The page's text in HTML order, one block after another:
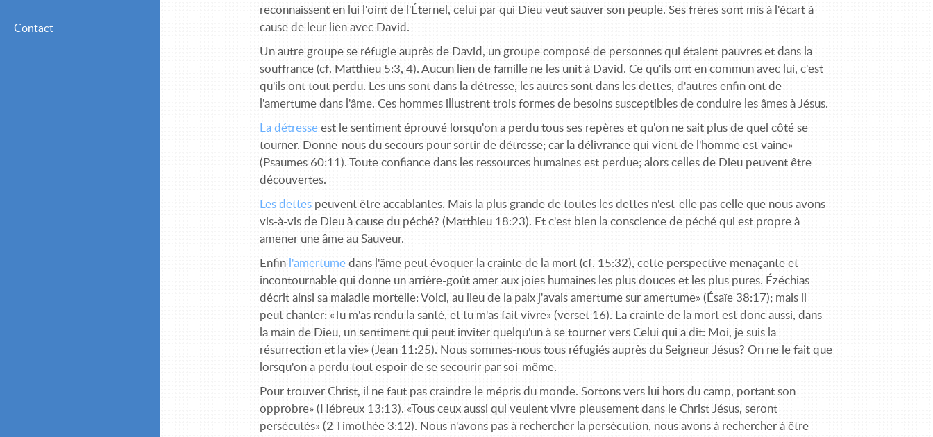
Contact
reconnaissent en lui l'oint de l'Éternel, celui par qui Dieu veut sauver son peuple. Ses frères sont mis à l'écart à
cause de leur lien avec David.
Un autre groupe se réfugie auprès de David, un groupe composé de personnes qui étaient pauvres et dans la
souffrance (cf. Matthieu 5:3, 4). Aucun lien de famille ne les unit à David. Ce qu'ils ont en commun avec lui, c'est
qu'ils ont tout perdu. Les uns sont dans la détresse, les autres sont dans les dettes, d'autres enfin ont de
l'amertume dans l'âme. Ces hommes illustrent trois formes de besoins susceptibles de conduire les âmes à Jésus.
La détresseest le sentiment éprouvé lorsqu'on a perdu tous ses repères et qu'on ne sait plus de quel côté se
tourner. Donne-nous du secours pour sortir de détresse; car la délivrance qui vient de l'homme est vaine»
(Psaumes 60:11). Toute confiance dans les ressources humaines est perdue; alors celles de Dieu peuvent être
découvertes.
Les dettes peuvent être accablantes. Mais la plus grande de toutes les dettes n'est-elle pas celle que nous avons
vis-à-vis de Dieu à cause du péché? (Matthieu 18:23). Et c'est bien la conscience de péché qui est propre à
amener une âme au Sauveur.
Enfin l'amertume dans l'âme peut évoquer la crainte de la mort (cf. 15:32), cette perspective menaçante et
incontournable qui donne un arrière-goût amer aux joies humaines les plus douces et les plus pures. Ézéchias
décrit ainsi sa maladie mortelle: Voici, au lieu de la paix j'avais amertume sur amertume» (Ésaïe 38:17); mais il
peut chanter: «Tu m'as rendu la santé, et tu m'as fait vivre» (verset 16). La crainte de la mort est donc aussi, dans
la main de Dieu, un sentiment qui peut inviter quelqu'un à se tourner vers Celui qui a dit: Moi, je suis la
résurrection et la vie» (Jean 11:25). Nous sommes-nous tous réfugiés auprès du Seigneur Jésus? On ne le fait que
lorsqu'on a perdu tout espoir de se secourir par soi-même.
Pour trouver Christ, il ne faut pas craindre le mépris du monde. Sortons vers lui hors du camp, portant son
opprobre» (Hébreux 13:13). «Tous ceux aussi qui veulent vivre pieusement dans le Christ Jésus, seront
persécutés» (2 Timothée 3:12). Nous n'avons pas à rechercher la persécution, nous avons à rechercher à être